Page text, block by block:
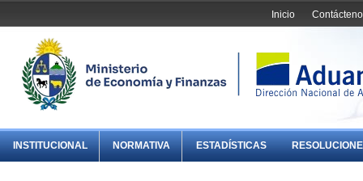
Inicio
INSTITUCIONAL NORMATIVA ESTADÍSTICAS